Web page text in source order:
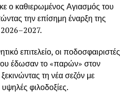
ο καθιερωμένος Αγιασμός του
την επίσημη έναρξη της
επιτελείο, οι ποδοσφαιριστές
έδωσαν το «παρών» στον
τη νέα σεζόν με
υψηλές φιλοδοξίες.